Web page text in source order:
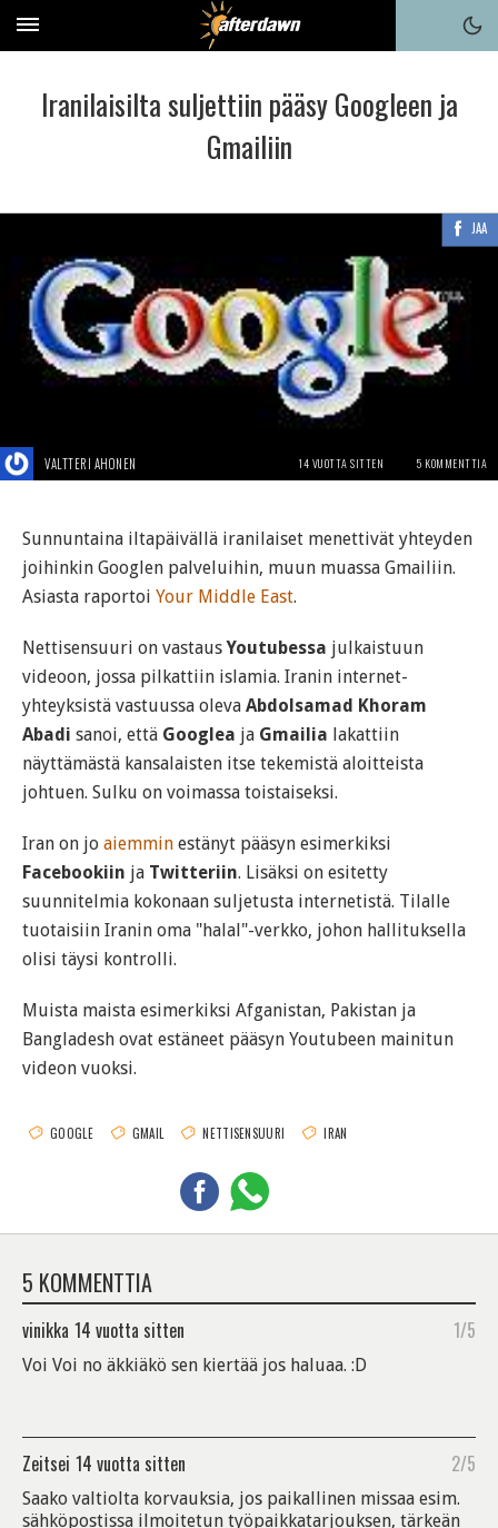
Iranilaisilta suljettiin pääsy Googleen ja
Gmailiin
JAA
VALTTERI AHONEN 14 VUOTTA SITTEN 5 KOMMENTTIA
Sunnuntaina iltapäivällä iranilaiset menettivät yhteyden
joihinkin Googlen palveluihin, muun muassa Gmailiin.
Asiasta raportoi Your Middle East.
Nettisensuuri on vastausYoutubessa julkaistuun
videoon, jossa pilkattiin islamia. Iranin internet-
yhteyksistä vastuussa oleva Abdolsamad Khoram
Abadi sanoi, että Googlea ja Gmailia lakattiin
näyttämästä kansalaisten itse tekemistä aloitteista
johtuen. Sulku on voimassa toistaiseksi.
Iran on jo aiemmin estänyt pääsyn esimerkiksi
Facebookiin ja Twitteriin. Lisäksi on esitetty
suunnitelmia kokonaan suljetusta internetistä. Tilalle
tuotaisiin Iranin oma "halal"-verkko, johon hallituksella
olisi täysi kontrolli.
Muista maista esimerkiksi Afganistan, Pakistan ja
Bangladesh ovat estäneet pääsyn Youtubeen mainitun
videon vuoksi.
GOOGLE GMAIL NETTISENSUURI IRAN
5 KOMMENTTIA
vinikka 14 vuotta sitten 1/5
Voi Voi no äkkiäkö sen kiertää jos haluaa. :D
Zeitsei 14 vuotta sitten 2/5
Saako valtiolta korvauksia, jos paikallinen missaa esim.
sähköpostissa ilmoitetun työpaikkatarjouksen, tärkeän